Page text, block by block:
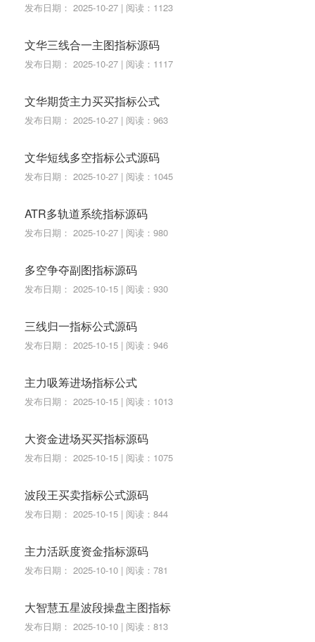
发布日期： 2025-10-27 | 阅读：1123
文华三线合一主图指标源码
发布日期： 2025-10-27 | 阅读：1117
文华期货主力买买指标公式
发布日期： 2025-10-27 | 阅读：963
文华短线多空指标公式源码
发布日期： 2025-10-27 | 阅读：1045
ATR多轨道系统指标源码
发布日期： 2025-10-27 | 阅读：980
多空争夺副图指标源码
发布日期： 2025-10-15 | 阅读：930
三线归一指标公式源码
发布日期： 2025-10-15 | 阅读：946
主力吸筹进场指标公式
发布日期： 2025-10-15 | 阅读：1013
大资金进场买买指标源码
发布日期： 2025-10-15 | 阅读：1075
波段王买卖指标公式源码
发布日期： 2025-10-15 | 阅读：844
主力活跃度资金指标源码
发布日期： 2025-10-10 | 阅读：781
大智慧五星波段操盘主图指标
发布日期： 2025-10-10 | 阅读：813